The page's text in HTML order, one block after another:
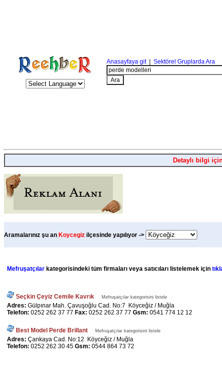
Anasayfaya git| Sektörel Gruplarda Ara
Detaylı bilgi
Aramalarınız şu an Koycegiz ilçesinde yapılıyor ->
Mefruşatçılar kategorisindeki tüm firmaları veya satıcıları listelemek için
Seçkin Çeyiz Cemile Kavrık Mefruşatçılar kategorisini listele
Adres: Gülpınar Mah. Çavuşoğlu Cad. No:7 Köyceğiz / Muğla
Telefon: 0252 262 37 77 Fax: 0252 262 37 77 Gsm: 0541 774 12 12
Best Model Perde Brillant Mefruşatçılar kategorisini listele
Adres: Çankaya Cad. No:12 Köyceğiz / Muğla
Telefon: 0252 262 30 45 Gsm: 0544 864 73 72